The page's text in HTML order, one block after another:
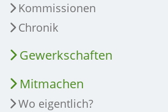
Kommissionen
Chronik
Gewerkschaften
Mitmachen
Wo eigentlich?